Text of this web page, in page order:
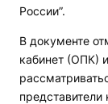
России”.
В документе
кабинет (ОПК)
представители